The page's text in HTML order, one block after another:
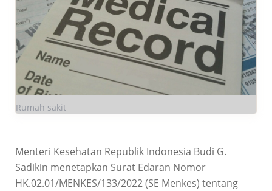
Rumah sakit
Menteri Kesehatan Republik Indonesia Budi G.
Sadikin menetapkan Surat Edaran Nomor
HK.02.01/MENKES/133/2022 (SE Menkes) tentang